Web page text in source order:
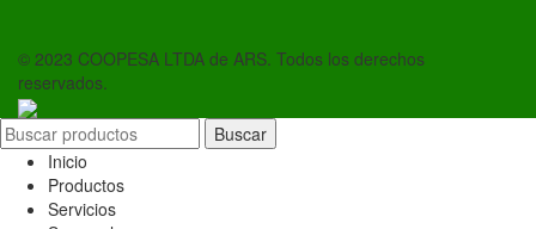
© 2023 COOPESA LTDA de ARS. Todos los derechos
reservados.
Buscar
Inicio
Productos
Servicios